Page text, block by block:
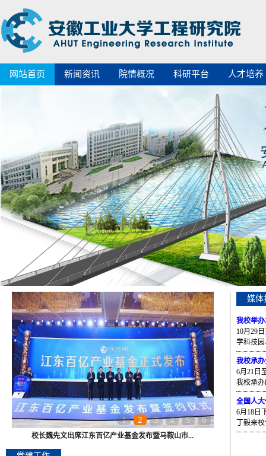
网站首页 新闻资讯 院情概况 科研平台 人才培养
1 2 3 4 5 6
校长魏先文出席江东百亿产业基金发布暨马鞍山市...
媒体
我校举
10月29
学科技
我校承
6月21日
我校承
全国人
6月18日
丁毅来